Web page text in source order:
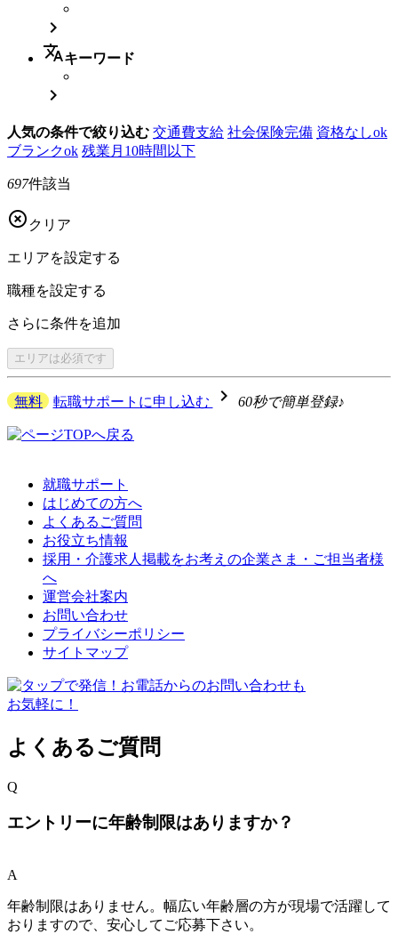

translateキーワード

人気の条件で絞り込む 交通費支給 社会保険完備 資格なしok
ブランクok 残業月10時間以下
697件該当
 クリア
エリアを設定する
職種を設定する
さらに条件を追加
エリアは必須です
無料 転職サポートに申し込む navigate_next 60秒で簡単登録♪
就職サポート
はじめての方へ
よくあるご質問
お役立ち情報
採用・介護求人掲載をお考えの企業さま・ご担当者様
へ
運営会社案内
お問い合わせ
プライバシーポリシー
サイトマップ
よくあるご質問
Q
エントリーに年齢制限はありますか？
A
年齢制限はありません。幅広い年齢層の方が現場で活躍して
おりますので、安心してご応募下さい。